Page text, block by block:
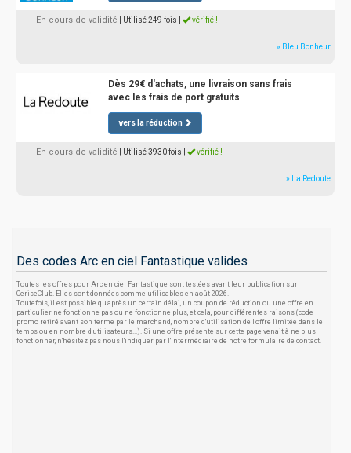
En cours de validité | Utilisé 249 fois vérifié !
» Bleu Bonheur
Dès 29€ d'achats, une livraison sans frais
avec les frais de port gratuits
vers la réduction
En cours de validité | Utilisé 3930 fois vérifié !
» La Redoute
Des codes Arc en ciel Fantastique valides
Toutes les offres pour Arc en ciel Fantastique sont testées avant leur publication sur
CeriseClub. Elles sont données comme utilisables en août 2026.
Toutefois, il est possible qu'après un certain délai, un coupon de réduction ou une offre en
particulier ne fonctionne pas ou ne fonctionne plus, et cela, pour différentes raisons (code
promo retiré avant son terme par le marchand, nombre d'utilisation de l'offre limitée dans le
temps ou en nombre d'utilisateurs...). Si une offre présente sur cette page venait à ne plus
fonctionner, n'hésitez pas nous l'indiquer par l'intermédiaire de notre formulaire de contact.